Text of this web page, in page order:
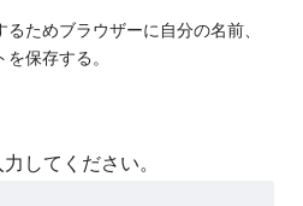
ためブラウザーに自分の名前、
保存する。
してください。